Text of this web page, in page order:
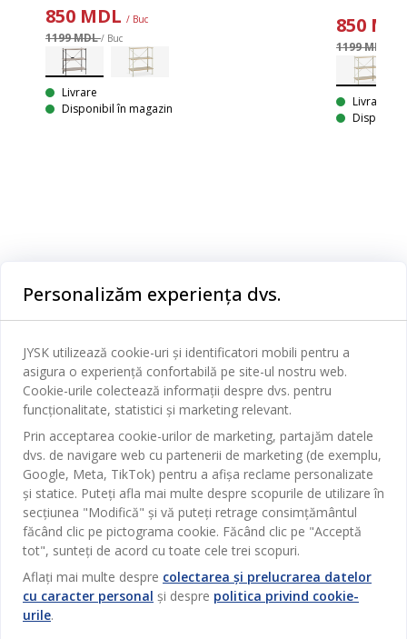
850 MDL/ Buc
1199 MDL/ Buc
Livrare
Disponibil în magazin
850
1199 MDL
Livrare
Disponibil
Birou
Sufragerie
Bucătărie
Depozitare
Perdele
Grădină
Pentru casă
Outlet
Contact Relații Clienți
Magazine și program
Broșură
Termeni si conditii vânzări online
Garantia prețului
Garanția Produselor
Politica de confidentialitate
Card cadou
JYSK
Despre JYSK
JYSK.com
Presă
Locuri de muncă
Newsletter
Inspirație
SEDIU CENTRAL
TAROL-DD S.R.L. str. Jubiliara, 41A mun. Chișinău, Republica
Moldova
JYSK BUSINESS TO BUSINESS
Vânzări și relații clienți persoane juridice
Telefon: 060 531 531
E-mail: jysk@jysk.md
JYSK RELAȚII CLIENȚI
Contact Relații Clienți
Telefon: 022 022 030
E-mail: support@jysk.md
Urmărește Jysk
Personalizăm experiența dvs.
JYSK utilizează cookie-uri și identificatori mobili pentru a
asigura o experiență confortabilă pe site-ul nostru web.
Cookie-urile colectează informații despre dvs. pentru
funcționalitate, statistici și marketing relevant.
Prin acceptarea cookie-urilor de marketing, partajăm datele
dvs. de navigare web cu partenerii de marketing (de exemplu,
Google, Meta, TikTok) pentru a afișa reclame personalizate
și statice. Puteți afla mai multe despre scopurile de utilizare în
secțiunea "Modifică" și vă puteți retrage consimțământul
făcând clic pe pictograma cookie. Făcând clic pe "Acceptă
tot", sunteți de acord cu toate cele trei scopuri.
Aflați mai multe despre colectarea și prelucrarea datelor
cu caracter personal și despre politica privind cookie-
urile.